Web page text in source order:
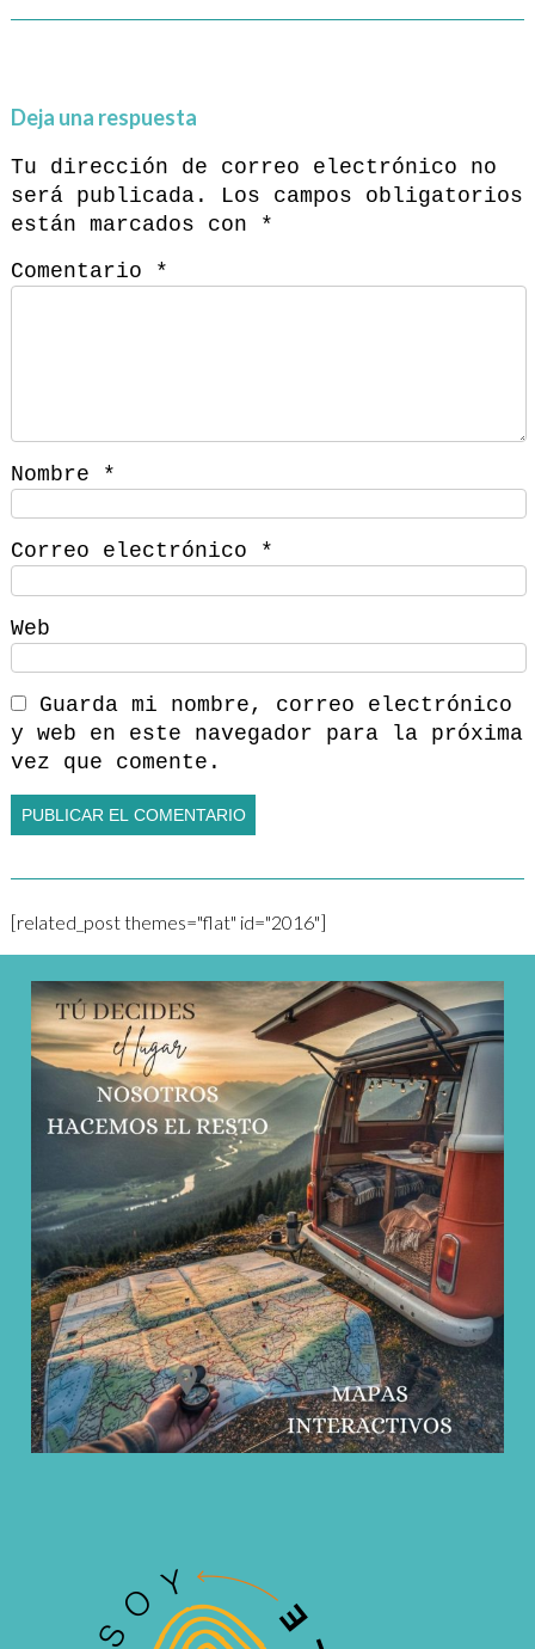
Deja una respuesta
Tu dirección de correo electrónico no
será publicada.
Los campos obligatorios
están marcados con
*
Comentario
*
Nombre *
Correo electrónico *
Web
Guarda mi nombre, correo electrónico
y web en este navegador para la próxima
vez que comente.
[related_post themes="flat" id="2016"]